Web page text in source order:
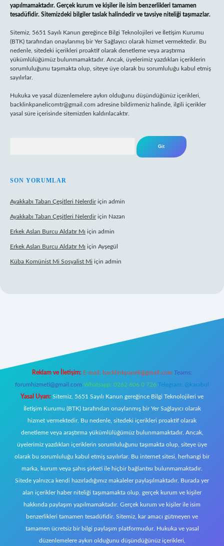
yapılmamaktadır. Gerçek kurum ve kişiler ile isim benzerlikleri tamamen
tesadüfidir. Sitemizdeki bilgiler taslak halindedir ve tavsiye niteliği taşımazlar.
Sitemiz, 5651 Sayılı Kanun gereğince Bilgi Teknolojileri ve İletişim Kurumu
(BTK) tarafından onaylanmış bir Yer Sağlayıcı olarak hizmet vermektedir. Bu
nedenle, sitedeki içerikleri proaktif olarak denetleme veya araştırma
yükümlülüğümüz bulunmamaktadır. Ancak, üyelerimiz yazdıkları içeriklerin
sorumluluğunu taşımakta olup, siteye üye olarak bu sorumluluğu kabul etmiş
sayılırlar.
Hukuka ve yasal düzenlemelere aykırı olduğunu düşündüğünüz içerikleri,
backlinkpanelicomtr@gmail.com adresine bildirmeniz halinde, ilgili içerikler
yasal süre içerisinde sitemizden kaldırılacaktır.
SON YORUMLAR
Ayakkabı Taban Çeşitleri Nelerdiriçin admin
Ayakkabı Taban Çeşitleri Nelerdiriçin Nazan
Erkek Aslan Burcu Aldatır Mı için admin
Erkek Aslan Burcu Aldatır Mı için Ayşegül
Küba Komünist Mi Sosyalist Mi için admin
Reklam ve İletişim: E-mail: backlinkpaneli@gmail.com Teams:
forumhizmeti@gmail.com Whatsapp: 0262 606 0 726 Telegram: @karabul
Yasal Uyarı: Sitemiz, 5651 Sayılı Kanun gereğince Bilgi Teknolojileri ve
İletişim Kurumu (BTK) tarafından onaylanmış bir Yer Sağlayıcı olarak
hizmet vermektedir. Bu nedenle, sitedeki içerikleri proaktif olarak
denetleme veya araştırma yükümlülüğümüz bulunmamaktadır. Ancak,
üyelerimiz yazdıkları içeriklerin sorumluluğunu taşımakta olup, siteye üye
olarak bu sorumluluğu kabul etmiş sayılırlar. Bu internet sitesi, herhangi bir
marka, kurum veya şahıs şirketi ile hiçbir bağlantısı bulunmamaktadır.
Sitede yalnızca kendi hazırladığımız makaleler paylaşılmaktadır. Burada yer
alan içerikler haber niteliği taşımamakta olup, gerçek kurum ve kişiler
hakkında paylaşım yapılmamaktadır. Gerçek kurum ve kişiler ile isim
benzerlikleri tamamen tesadüfidir. Sitemiz, kar amacı gütmeyen ve
tamamen ücretsiz bir bilgi paylaşım platformudur. Hukuka ve yasal
düzenlemelere aykırı olduğunu düşündüğünüz içerikleri,